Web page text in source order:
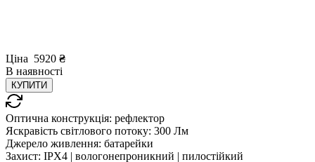
Ціна 5920 ₴
В наявності
КУПИТИ
Оптична конструкція: рефлектор
Яскравість світлового потоку: 300 Лм
Джерело живлення: батарейки
Захист: IPX4 | вологонепроникний | пилостійкий